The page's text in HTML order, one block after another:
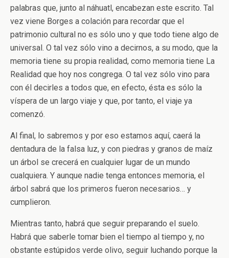
palabras que, junto al náhuatl, encabezan este escrito. Tal
vez viene Borges a colación para recordar que el
patrimonio cultural no es sólo uno y que todo tiene algo de
universal. O tal vez sólo vino a decirnos, a su modo, que la
memoria tiene su propia realidad, como memoria tiene La
Realidad que hoy nos congrega. O tal vez sólo vino para
con él decirles a todos que, en efecto, ésta es sólo la
víspera de un largo viaje y que, por tanto, el viaje ya
comenzó.
Al final, lo sabremos y por eso estamos aquí, caerá la
dentadura de la falsa luz, y con piedras y granos de maíz
un árbol se crecerá en cualquier lugar de un mundo
cualquiera. Y aunque nadie tenga entonces memoria, el
árbol sabrá que los primeros fueron necesarios… y
cumplieron.
Mientras tanto, habrá que seguir preparando el suelo.
Habrá que saberle tomar bien el tiempo al tiempo y, no
obstante estúpidos verde olivo, seguir luchando porque la